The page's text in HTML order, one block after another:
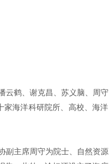
鹤、谢克昌、苏义脑、周守
家海洋科研院所、高校、海洋
主席周守为院士、自然资源